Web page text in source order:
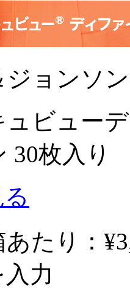
ョンソン
ュビュー
30枚入り
あたり：
力